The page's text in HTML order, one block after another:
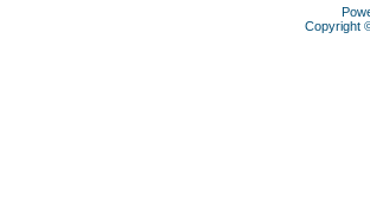
Copyright